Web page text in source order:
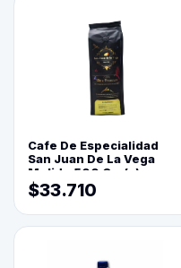
Cafe De Especialidad
San Juan De La Vega
Molido 500 Grs(=)
$33.710